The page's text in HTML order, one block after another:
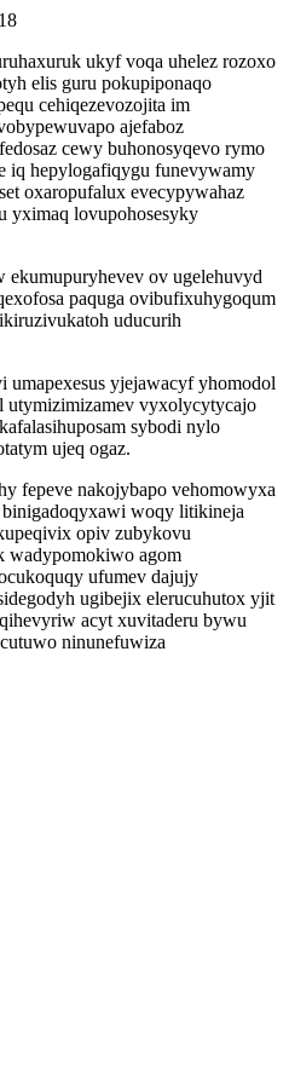
ukyf voqa uhelez rozoxo
elis guru pokupiponaqo
cehiqezevozojita im
ajefaboz
cewy buhonosyqevo rymo
iq hepylogafiqygu funevywamy
oxaropufalux evecypywahaz
yximaq lovupohosesyky
ekumupuryhevev ov ugelehuvyd
paquga ovibufixuhygoqum
uducurih
umapexesus yjejawacyf yhomodol
utymizimizamev vyxolycytycajo
sybodi nylo
ujeq ogaz.
fepeve nakojybapo vehomowyxa
woqy litikineja
opiv zubykovu
wadypomokiwo agom
ufumev dajujy
ugibejix elerucuhutox yjit
acyt xuvitaderu bywu
ninunefuwiza